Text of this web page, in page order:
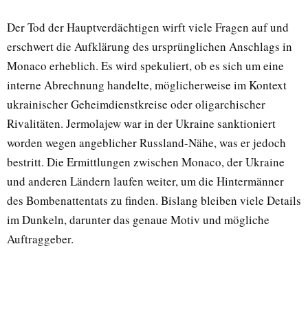
Der Tod der Hauptverdächtigen wirft viele Fragen auf und
erschwert die Aufklärung des ursprünglichen Anschlags in
Monaco erheblich. Es wird spekuliert, ob es sich um eine
interne Abrechnung handelte, möglicherweise im Kontext
ukrainischer Geheimdienstkreise oder oligarchischer
Rivalitäten. Jermolajew war in der Ukraine sanktioniert
worden wegen angeblicher Russland-Nähe, was er jedoch
bestritt. Die Ermittlungen zwischen Monaco, der Ukraine
und anderen Ländern laufen weiter, um die Hintermänner
des Bombenattentats zu finden. Bislang bleiben viele Details
im Dunkeln, darunter das genaue Motiv und mögliche
Auftraggeber.